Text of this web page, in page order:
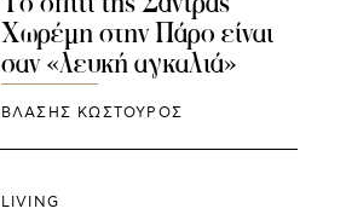
Χωρέμη στην Πάρο είναι
σαν «λευκή αγκαλιά»
ΒΛΑΣΗΣ ΚΩΣΤΟΥΡΟΣ
LIVING